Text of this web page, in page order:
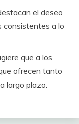
el deseo
consistentes a lo
que a los
ofrecen tanto
largo plazo.